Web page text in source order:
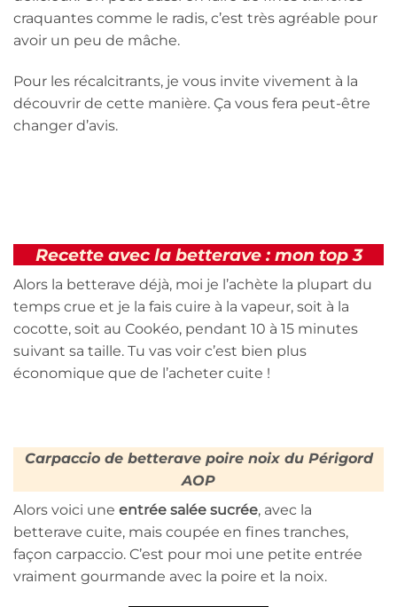
craquantes comme le radis, c’est très agréable pour
avoir un peu de mâche.
Pour les récalcitrants, je vous invite vivement à la
découvrir de cette manière. Ça vous fera peut-être
changer d’avis.
Recette avec la betterave : mon top 3
Alors la betterave déjà, moi je l’achète la plupart du
temps crue et je la fais cuire à la vapeur, soit à la
cocotte, soit au Cookéo, pendant 10 à 15 minutes
suivant sa taille. Tu vas voir c’est bien plus
économique que de l’acheter cuite !
Carpaccio de betterave poire noix du Périgord
AOP
Alors voici une entrée salée sucrée, avec la
betterave cuite, mais coupée en fines tranches,
façon carpaccio. C’est pour moi une petite entrée
vraiment gourmande avec la poire et la noix.